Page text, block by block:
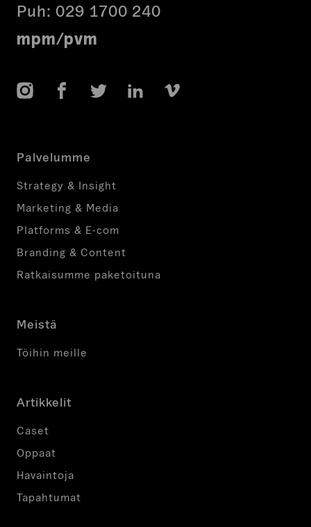
Puh: 029 1700 240
mpm/pvm
InstagramFacebookTwitter LinkedIn
Palvelumme
Strategy & Insight
Marketing & Media
Platforms & E-com
Branding & Content
Ratkaisumme paketoituna
Meistä
Töihin meille
Artikkelit
Caset
Oppaat
Havaintoja
Tapahtumat